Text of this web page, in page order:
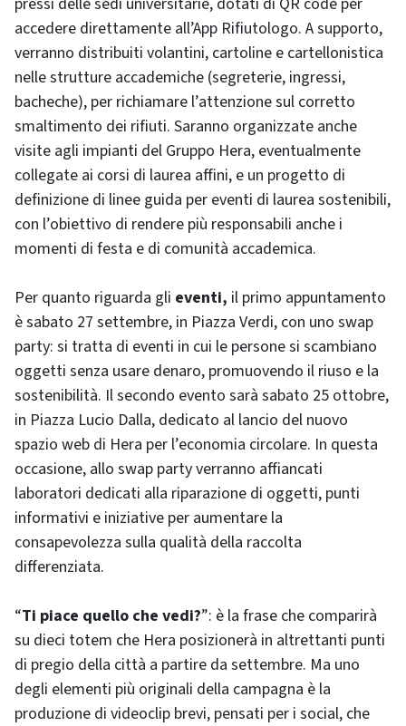
accedere direttamente all’App Rifiutologo. A supporto,
verranno distribuiti volantini, cartoline e cartellonistica
nelle strutture accademiche (segreterie, ingressi,
bacheche), per richiamare l’attenzione sul corretto
smaltimento dei rifiuti. Saranno organizzate anche
visite agli impianti del Gruppo Hera, eventualmente
collegate ai corsi di laurea affini, e un progetto di
definizione di linee guida per eventi di laurea sostenibili,
con l’obiettivo di rendere più responsabili anche i
momenti di festa e di comunità accademica.
Per quanto riguarda gli eventi, il primo appuntamento
è sabato 27 settembre, in Piazza Verdi, con uno swap
party: si tratta di eventi in cui le persone si scambiano
oggetti senza usare denaro, promuovendo il riuso e la
sostenibilità. Il secondo evento sarà sabato 25 ottobre,
in Piazza Lucio Dalla, dedicato al lancio del nuovo
spazio web di Hera per l’economia circolare. In questa
occasione, allo swap party verranno affiancati
laboratori dedicati alla riparazione di oggetti, punti
informativi e iniziative per aumentare la
consapevolezza sulla qualità della raccolta
differenziata.
“Ti piace quello che vedi?”: è la frase che comparirà
su dieci totem che Hera posizionerà in altrettanti punti
di pregio della città a partire da settembre. Ma uno
degli elementi più originali della campagna è la
produzione di videoclip brevi, pensati per i social, che